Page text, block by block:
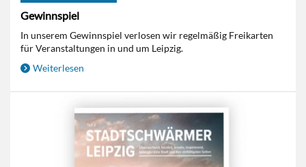
Gewinnspiel
In unserem Gewinnspiel verlosen wir regelmäßig Freikarten
für Veranstaltungen in und um Leipzig.
Weiterlesen